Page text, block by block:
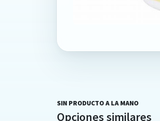
SIN PRODUCTO A LA MANO
Opciones similares